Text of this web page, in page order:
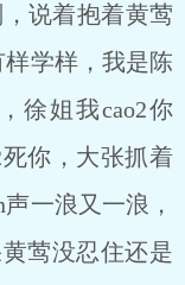
说着抱着黄莺
学样，我是陈
徐姐我cao2你
你，大张抓着
一浪又一浪，
莺没忍住还是